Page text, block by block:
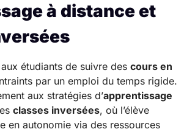
à distance et
étudiants de suivre des cours en
par un emploi du temps rigide.
aux stratégies d’apprentissage
classes inversées, où l’élève
en autonomie via des ressources